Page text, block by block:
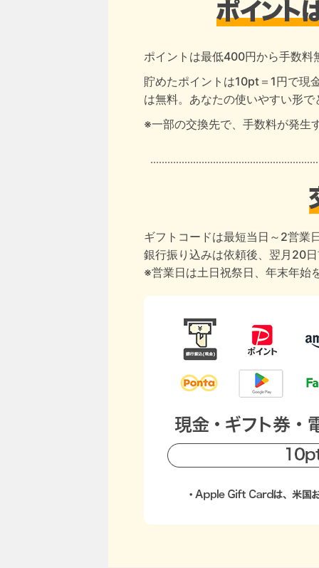
ポイントは最低400円から手数料
貯めたポイントは10pt＝1円で現
は無料。あなたの使いやすい形
※一部の交換先で、手数料が発生
ギフトコードは最短当日～2営業
銀行振り込みは依頼後、翌月20
※営業日は土日祝祭日、年末年始